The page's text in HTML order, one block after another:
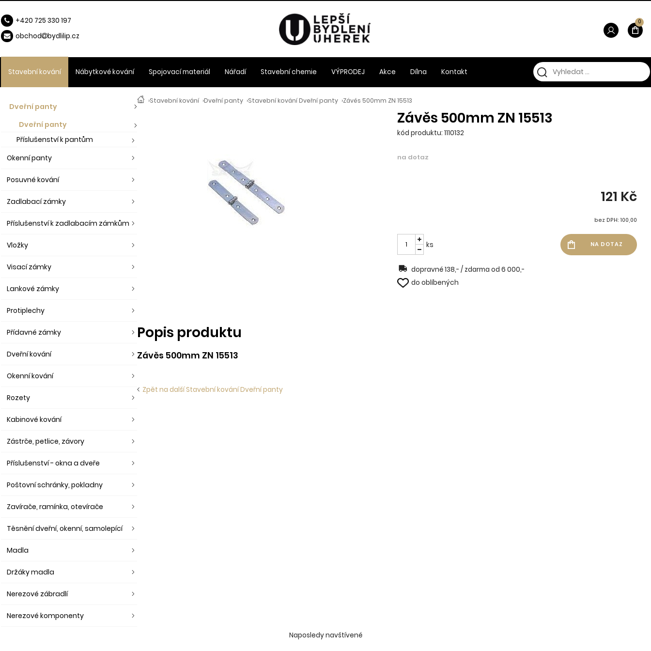
›Stavební kování ›Dveřní panty ›Stavební kování Dveřní panty ›Závěs 500mm ZN 15513
Závěs 500mm ZN 15513
kód produktu: 1110132
na dotaz
121 Kč
bez DPH: 100,00
ks
dopravné 138,- / zdarma od 6 000,-
do oblíbených
Popis produktu
Závěs 500mm ZN 15513
Zpět na další Stavební kování Dveřní panty
Dveřní panty
Dveřní panty
Příslušenství k pantům
Okenní panty
Posuvné kování
Zadlabací zámky
Příslušenství k zadlabacím zámkům
Vložky
Visací zámky
Lankové zámky
Protiplechy
Přídavné zámky
Dveřní kování
Okenní kování
Rozety
Kabinové kování
Zástrče, petlice, závory
Příslušenství - okna a dveře
Poštovní schránky, pokladny
Zavírače, ramínka, otevírače
Těsnění dveřní, okenní, samolepící
Madla
Držáky madla
Nerezové zábradlí
Nerezové komponenty
Stavební kování Nábytkové kování Spojovací materiál Nářadí Stavební chemie VÝPRODEJ Akce Dílna Kontakt
0
+420 725 330 197
obchod
bydlilip.cz
Naposledy navštívené